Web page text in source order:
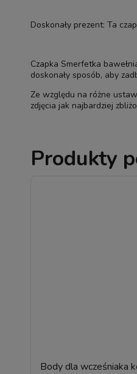
Doskonały prezent: Ta
Czapka Smerfetka
doskonały sposób, aby
Ze względu na różne
zdjęcia jak najbardziej
Produkty
Body dla wcześniaka